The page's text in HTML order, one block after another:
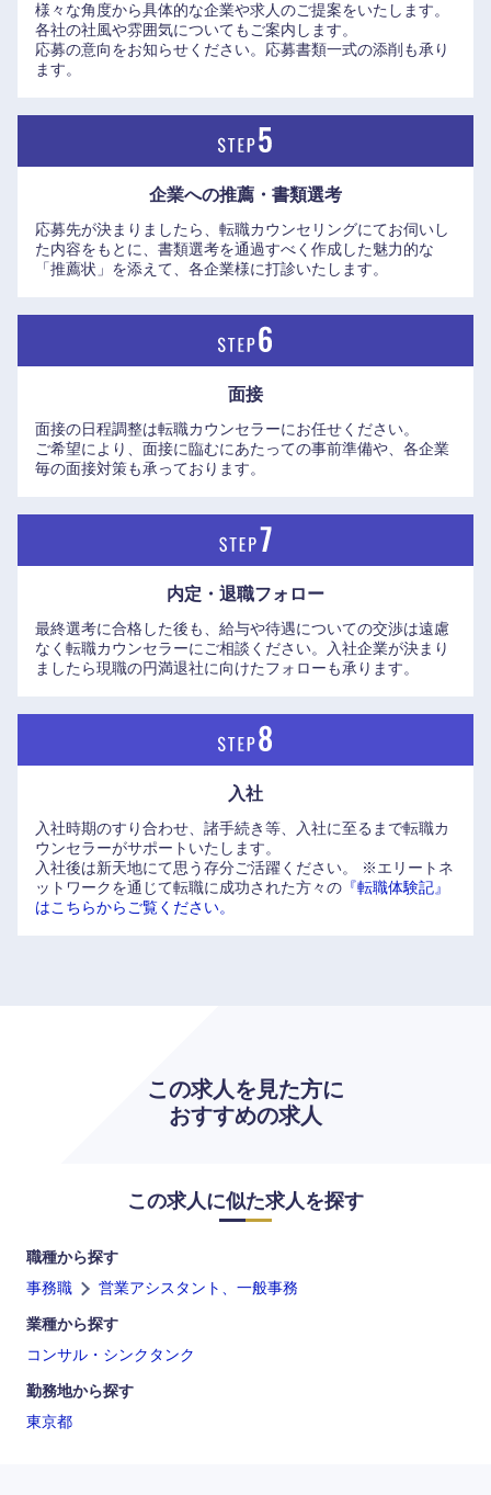
様々な角度から具体的な企業や求人のご提案をいたします。
各社の社風や雰囲気についてもご案内します。
応募の意向をお知らせください。応募書類一式の添削も承り
ます。
企業への推薦・書類選考
応募先が決まりましたら、転職カウンセリングにてお伺いし
た内容をもとに、書類選考を通過すべく作成した魅力的な
「推薦状」を添えて、各企業様に打診いたします。
面接
面接の日程調整は転職カウンセラーにお任せください。
ご希望により、面接に臨むにあたっての事前準備や、各企業
毎の面接対策も承っております。
内定・退職フォロー
最終選考に合格した後も、給与や待遇についての交渉は遠慮
なく転職カウンセラーにご相談ください。入社企業が決まり
ましたら現職の円満退社に向けたフォローも承ります。
入社
入社時期のすり合わせ、諸手続き等、入社に至るまで転職カ
ウンセラーがサポートいたします。
入社後は新天地にて思う存分ご活躍ください。
※エリートネ
ットワークを通じて転職に成功された方々の 『転職体験記』
はこちらからご覧ください。
この求人を見た方に
おすすめの求人
この求人に似た求人を探す
職種から探す
事務職
営業アシスタント、一般事務
業種から探す
コンサル・シンクタンク
勤務地から探す
東京都
岡山県 広島県
香川県 愛媛県
高知県
九州・沖縄
宮崎県